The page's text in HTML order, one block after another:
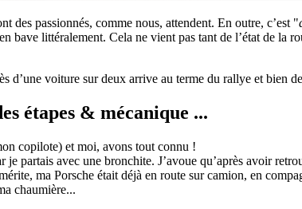
des passionnés, comme nous, attendent. En outre, c’est "
bave littéralement. Cela ne vient pas tant de l’état de la
d’une voiture sur deux arrive au terme du rallye et bien
étapes & mécanique ...
copilote) et moi, avons tout connu !
je partais avec une bronchite. J’avoue qu’après avoir
ma Porsche était déjà en route sur camion, en
chaumière...